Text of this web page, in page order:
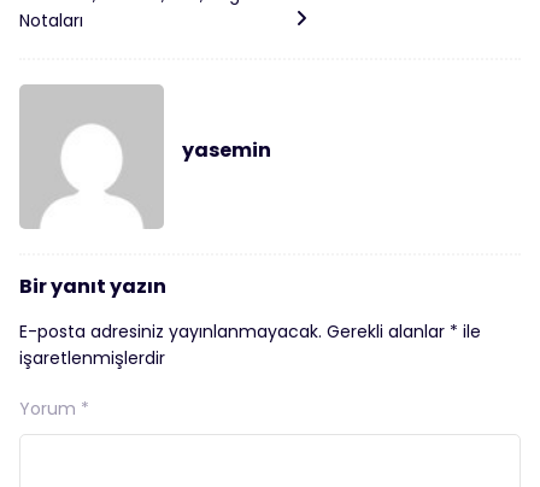
Notaları
yasemin
Bir yanıt yazın
E-posta adresiniz yayınlanmayacak. Gerekli alanlar * ile
işaretlenmişlerdir
Yorum *